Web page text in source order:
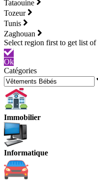
Tataouine
Tozeur
Tunis
Zaghouan
Ok
Catégories
Immobilier
Informatique